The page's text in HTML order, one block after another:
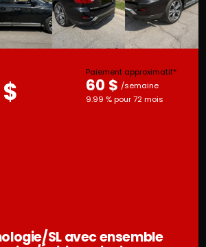
Paiement approximatif*
60 $ /semaine
9.99 % pour 72 mois
SL avec ensemble